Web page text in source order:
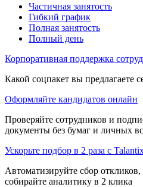
Частичная занятость
Гибкий график
Полная занятость
Полный день
Корпоративная поддержка
Какой соцпакет вы предлагаете
Оформляйте кандидатов онлайн
Проверяйте сотрудников и
документы без бумаг и личных
Ускорьте подбор в 2 раза с
Автоматизируйте сбор откликов,
собирайте аналитику в 2 клика